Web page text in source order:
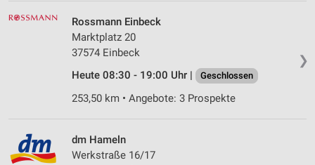
❯
Rossmann Einbeck
Marktplatz 20
37574 Einbeck
Heute 08:30 - 19:00 Uhr |
Geschlossen
253,50 km • Angebote: 3 Prospekte
dm Hameln
Werkstraße 16/17